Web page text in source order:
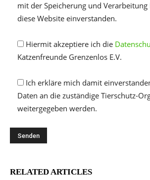
mit der Speicherung und
diese Website einverstanden.
Hiermit akzeptiere ich die
Katzenfreunde Grenzenlos E.V.
Ich erkläre mich damit
Daten an die zuständige Tierschutz-
weitergegeben werden.
RELATED ARTICLES